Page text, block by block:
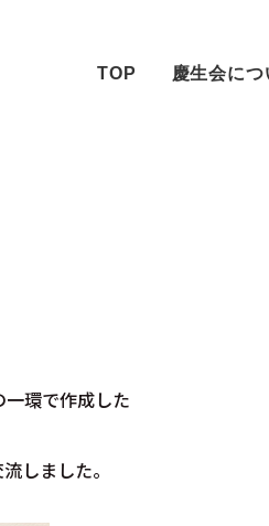
TOP 慶生会につ
環で作成した
しました。